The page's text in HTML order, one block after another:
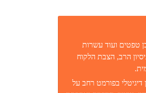
טפטים ועוד עשרות
הרב, הצבת הלקוח
דיגיטלי בפורמט רחב על